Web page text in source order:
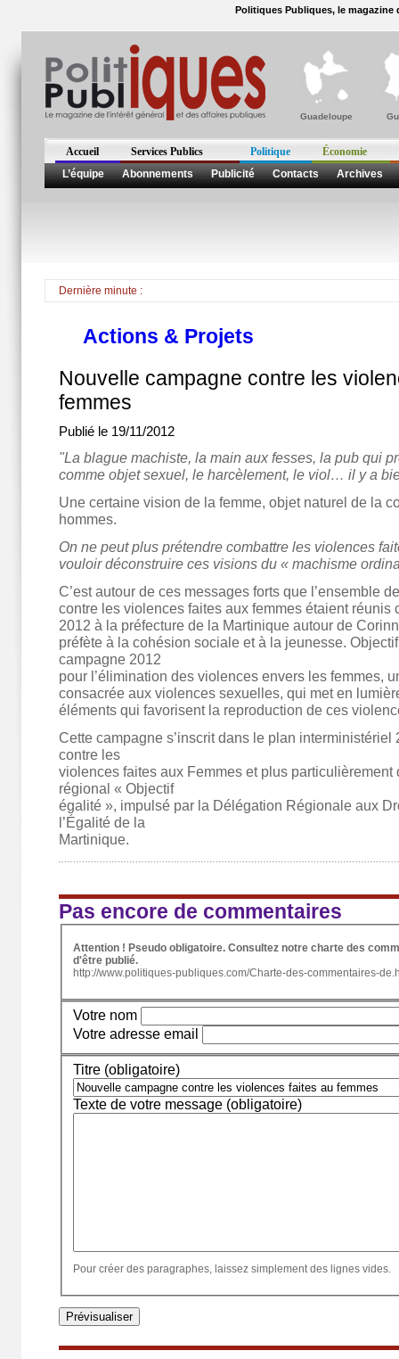
Politiques Publiques, le magazine
Guadeloupe
Accueil Services Publics Politique
Économie
L’équipe
Abonnements Publicité Contacts Archives
Dernière minute :
Actions & Projets
Nouvelle campagne contre les
femmes
Publié le 19/11/2012
"La blague machiste, la main aux fesses, la pub qui
comme objet sexuel, le harcèlement, le viol… il y a
Une certaine vision de la femme, objet naturel de la
hommes.
On ne peut plus prétendre combattre les violences
vouloir déconstruire ces visions du « machisme
C’est autour de ces messages forts que l’ensemble
contre les violences faites aux femmes étaient réunis
2012 à la préfecture de la Martinique autour de
préfète à la cohésion sociale et à la jeunesse.
campagne 2012
pour l’élimination des violences envers les femmes,
consacrée aux violences sexuelles, qui met en
éléments qui favorisent la reproduction de ces
Cette campagne s’inscrit dans le plan interministériel
contre les
violences faites aux Femmes et plus particulièrement
régional « Objectif
égalité », impulsé par la Délégation Régionale aux
l’Égalité de la
Martinique.
Pas encore de commentaires
Attention ! Pseudo obligatoire. Consultez notre charte des
d'être publié.
http://www.politiques-publiques.com/Charte-des-commentaires-
Votre nom
Votre adresse email
Titre (obligatoire)
Texte de votre message (obligatoire)
Pour créer des paragraphes, laissez simplement des lignes vides.